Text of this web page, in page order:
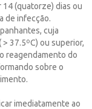
(quatorze) dias ou
de infecção.
cuja
37.5ºC) ou superior,
reagendamento do
sobre o
imediatamente ao